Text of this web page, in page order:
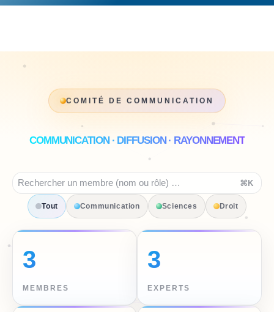
COMITÉ DE COMMUNICATION
COMMUNICATION · DIFFUSION · RAYONNEMENT
⌘K
Tout Communication Sciences Droit
3
MEMBRES
3
EXPERTS